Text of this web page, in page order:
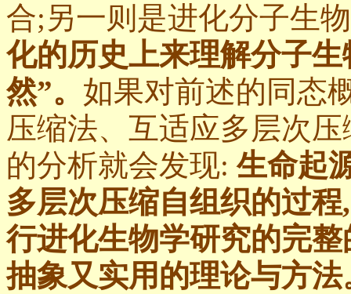
合;另一则是进化分子生
化的历史上来理解分子
然”。 如果对前述的同态
压缩法、互适应多层次
的分析就会发现: 生命起
多层次压缩自组织的过
行进化生物学研究的完
抽象又实用的理论与方法